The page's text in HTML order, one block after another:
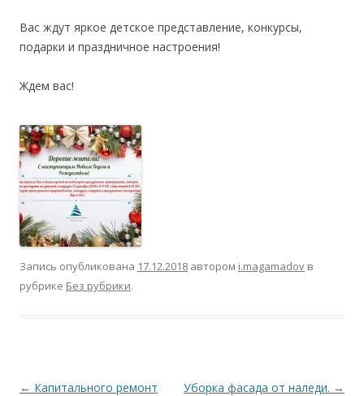
Вас ждут яркое детское представление, конкурсы,
подарки и праздничное настроения!
Ждем вас!
Запись опубликована 17.12.2018 автором i.magamadov в
рубрике Без рубрики.
Навигация
← Капитального ремонт
Уборка фасада от наледи. →